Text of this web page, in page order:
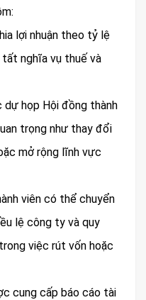
lợi nhuận theo tỷ lệ
nghĩa vụ thuế và
dự họp Hội đồng thành
trọng như thay đổi
mở rộng lĩnh vực
viên có thể chuyển
lệ công ty và quy
việc rút vốn hoặc
cung cấp báo cáo tài